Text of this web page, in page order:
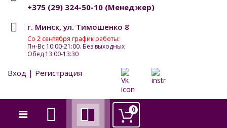
+375 (29) 324-50-10 (Менеджер)
г. Минск, ул. Тимошенко 8
Со 2 сентября график работы:
Пн-Вс 10:00-21:00. Без выходных
Обед 13:00-13:30
Вход | Регистрация
0